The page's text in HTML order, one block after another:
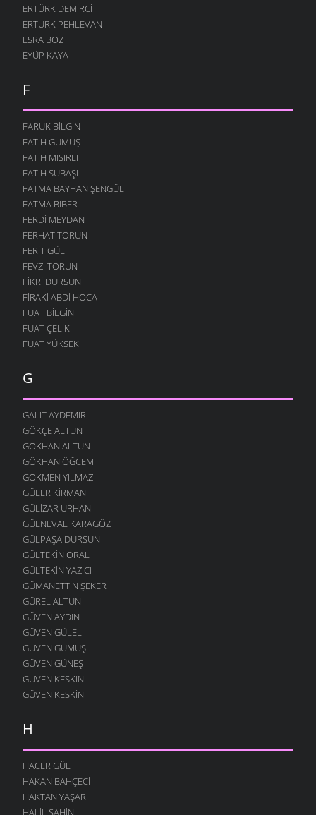
ERTÜRK DEMIRCI
ERTÜRK PEHLEVAN
ESRA BOZ
EYÜP KAYA
F
FARUK BILGIN
FATIH GÜMÜŞ
FATIH MISIRLI
FATIH SUBAŞI
FATMA BAYHAN ŞENGÜL
FATMA BIBER
FERDI MEYDAN
FERHAT TORUN
FERIT GÜL
FEVZI TORUN
FIKRI DURSUN
FIRAKI ABDI HOCA
FUAT BILGIN
FUAT ÇELIK
FUAT YÜKSEK
G
GALIT AYDEMIR
GÖKÇE ALTUN
GÖKHAN ALTUN
GÖKHAN ÖĞCEM
GÖKMEN YILMAZ
GÜLER KIRMAN
GÜLIZAR URHAN
GÜLNEVAL KARAGÖZ
GÜLPAŞA DURSUN
GÜLTEKIN ORAL
GÜLTEKIN YAZICI
GÜMANETTIN ŞEKER
GÜREL ALTUN
GÜVEN AYDIN
GÜVEN GÜLEL
GÜVEN GÜMÜŞ
GÜVEN GÜNEŞ
GÜVEN KESKIN
GÜVEN KESKIN
H
HACER GÜL
HAKAN BAHÇECI
HAKTAN YAŞAR
HALIL ŞAHIN